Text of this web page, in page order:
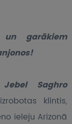
garākiem
Jebel Saghro
klintis,
ieleju Arizonā